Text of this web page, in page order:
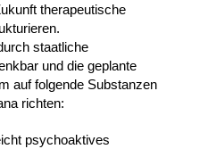
therapeutische
staatliche
und die geplante
auf folgende Substanzen
richten:
psychoaktives